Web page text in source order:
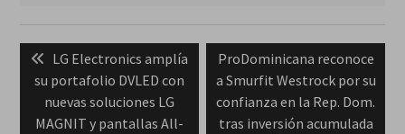
Navegación
de
entradas
Previous
post:
LG Electronics amplía
su portafolio DVLED con
nuevas soluciones LG
MAGNIT y pantallas All-
Next
post:
ProDominicana reconoce
a Smurfit Westrock por su
confianza en la Rep. Dom.
tras inversión acumulada